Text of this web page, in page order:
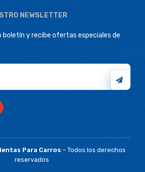
NEWSLETTER
y recibe ofertas especiales de
Para Carros – Todos los derechos
reservados